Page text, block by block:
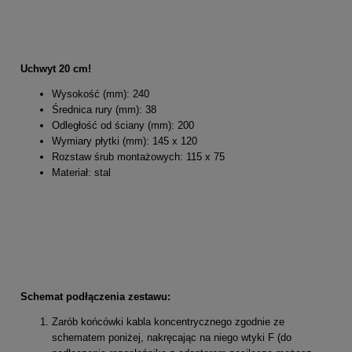
Uchwyt 20 cm!
Wysokość (mm): 240
Średnica rury (mm): 38
Odległość od ściany (mm): 200
Wymiary płytki (mm): 145 x 120
Rozstaw śrub montażowych: 115 x 75
Materiał: stal
Schemat podłączenia zestawu:
Zarób końcówki kabla koncentrycznego zgodnie ze
schematem poniżej, nakręcając na niego wtyki F (do